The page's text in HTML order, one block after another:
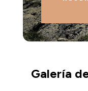
Galería